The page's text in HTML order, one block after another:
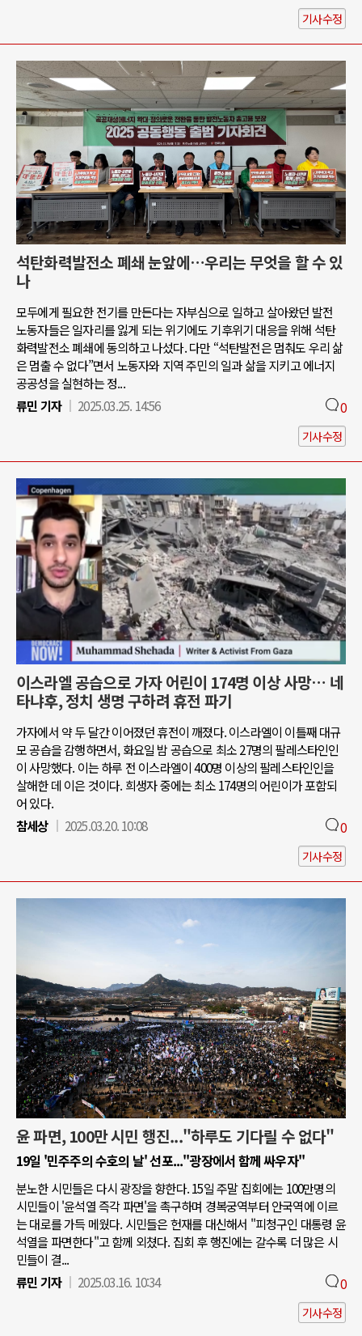
기사수정
석탄화력발전소 폐쇄 눈앞에…우리는 무엇을 할 수 있
나
모두에게 필요한 전기를 만든다는 자부심으로 일하고 살아왔던 발전
노동자들은 일자리를 잃게 되는 위기에도 기후위기 대응을 위해 석탄
화력발전소 폐쇄에 동의하고 나섰다. 다만 “석탄발전은 멈춰도 우리 삶
은 멈출 수 없다”면서 노동자와 지역 주민의 일과 삶을 지키고 에너지
공공성을 실현하는 정...
류민 기자
2025.03.25. 14:56 0
기사수정
이스라엘 공습으로 가자 어린이 174명 이상 사망… 네
타냐후, 정치 생명 구하려 휴전 파기
가자에서 약 두 달간 이어졌던 휴전이 깨졌다. 이스라엘이 이틀째 대규
모 공습을 감행하면서, 화요일 밤 공습으로 최소 27명의 팔레스타인인
이 사망했다. 이는 하루 전 이스라엘이 400명 이상의 팔레스타인인을
살해한 데 이은 것이다. 희생자 중에는 최소 174명의 어린이가 포함되
어 있다.
참세상
2025.03.20. 10:08 0
기사수정
윤 파면, 100만 시민 행진..."하루도 기다릴 수 없다"
19일 '민주주의 수호의 날' 선포..."광장에서 함께 싸우자"
분노한 시민들은 다시 광장을 향한다. 15일 주말 집회에는 100만명의
시민들이 '윤석열 즉각 파면'을 촉구하며 경복궁역부터 안국역에 이르
는 대로를 가득 메웠다. 시민들은 헌재를 대신해서 "피청구인 대통령 윤
석열을 파면한다"고 함께 외쳤다. 집회 후 행진에는 갈수록 더 많은 시
민들이 결...
류민 기자
2025.03.16. 10:34 0
기사수정